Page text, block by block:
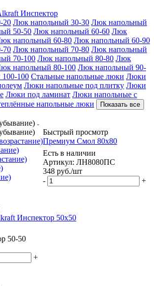
Инспектор
20 Люк напольный 30-30 Люк напольный
50-50 Люк напольный 60-60 Люк
напольный 60-80 Люк напольный 60-90
70 Люк напольный 70-80 Люк напольный
70-100 Люк напольный 80-80 Люк
напольный 80-100 Люк напольный 90-
100 Стальные напольные люки Люки
Люки напольные под плитку Люки
Люки под ламинат Люки напольные с
напольные люки Показать все
Быстрый просмотр
Премиум Смол 80х80
Есть в наличии
Артикул: ЛН8080ПС
348 руб./шт
-
+
Инспектор 50x50
50-50
+